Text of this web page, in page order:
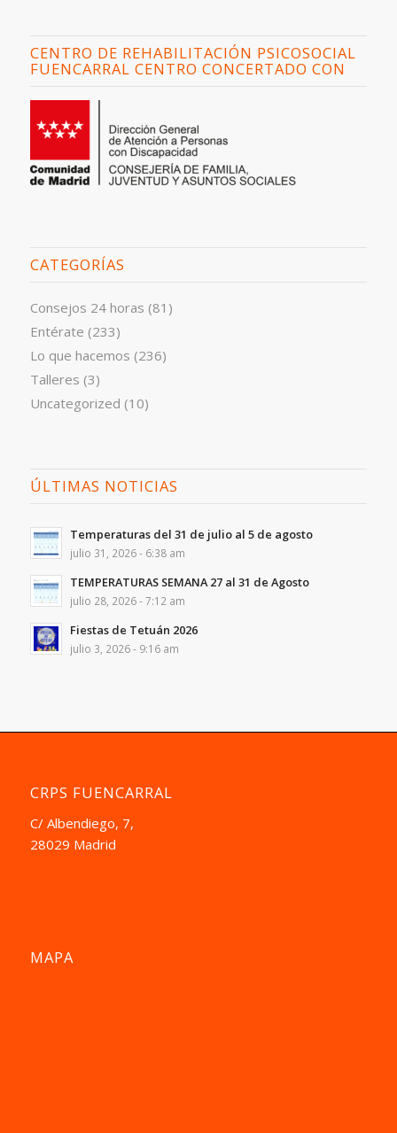
CENTRO DE REHABILITACIÓN PSICOSOCIAL
FUENCARRAL CENTRO CONCERTADO CON
CATEGORÍAS
Consejos 24 horas (81)
Entérate (233)
Lo que hacemos (236)
Talleres (3)
Uncategorized (10)
ÚLTIMAS NOTICIAS
Temperaturas del 31 de julio al 5 de agosto
julio 31, 2026 - 6:38 am
TEMPERATURAS SEMANA 27 al 31 de Agosto
julio 28, 2026 - 7:12 am
Fiestas de Tetuán 2026
julio 3, 2026 - 9:16 am
CRPS FUENCARRAL
C/ Albendiego, 7,
28029 Madrid
MAPA